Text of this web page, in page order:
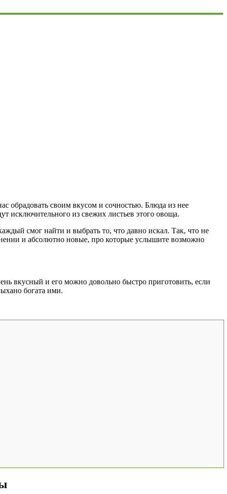
обрадовать своим вкусом и сочностью. Блюда из нее
исключительного из свежих листьев этого овоща.
смог найти и выбрать то, что давно искал. Так, что не
и абсолютно новые, про которые услышите возможно
вкусный и его можно довольно быстро приготовить, если
богата ими.